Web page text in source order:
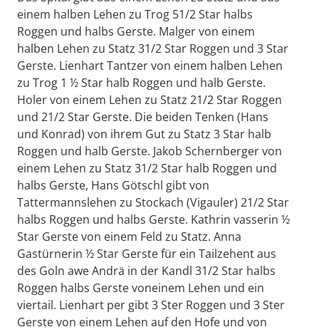
einem halben Lehen zu Trog 51/2 Star halbs
Roggen und halbs Gerste. Malger von einem
halben Lehen zu Statz 31/2 Star Roggen und 3 Star
Gerste. Lienhart Tantzer von einem halben Lehen
zu Trog 1 ½ Star halb Roggen und halb Gerste.
Holer von einem Lehen zu Statz 21/2 Star Roggen
und 21/2 Star Gerste. Die beiden Tenken (Hans
und Konrad) von ihrem Gut zu Statz 3 Star halb
Roggen und halb Gerste. Jakob Schernberger von
einem Lehen zu Statz 31/2 Star halb Roggen und
halbs Gerste, Hans Götschl gibt von
Tattermannslehen zu Stockach (Vigauler) 21/2 Star
halbs Roggen und halbs Gerste. Kathrin vasserin ½
Star Gerste von einem Feld zu Statz. Anna
Gastürnerin ½ Star Gerste für ein Tailzehent aus
des Goln awe Andrä in der Kandl 31/2 Star halbs
Roggen halbs Gerste voneinem Lehen und ein
viertail. Lienhart per gibt 3 Ster Roggen und 3 Ster
Gerste von einem Lehen auf den Hofe und von